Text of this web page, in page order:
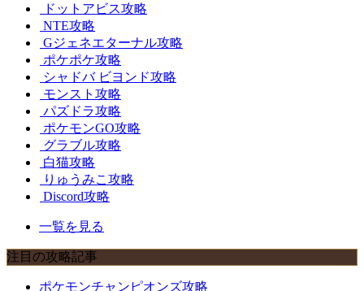
ドットアビス攻略
NTE攻略
Gジェネエターナル攻略
ポケポケ攻略
シャドバ ビヨンド攻略
モンスト攻略
パズドラ攻略
ポケモンGO攻略
グラブル攻略
白猫攻略
りゅうみこ攻略
Discord攻略
一覧を見る
注目の攻略記事
ポケモンチャンピオンズ攻略